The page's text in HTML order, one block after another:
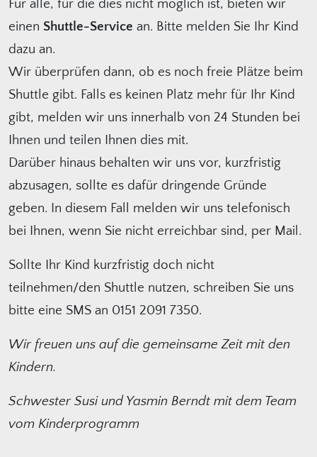
Für alle, für die dies nicht möglich ist, bieten wir
einen Shuttle-Service an. Bitte melden Sie Ihr Kind
dazu an.
Wir überprüfen dann, ob es noch freie Plätze beim
Shuttle gibt. Falls es keinen Platz mehr für Ihr Kind
gibt, melden wir uns innerhalb von 24 Stunden bei
Ihnen und teilen Ihnen dies mit.
Darüber hinaus behalten wir uns vor, kurzfristig
abzusagen, sollte es dafür dringende Gründe
geben. In diesem Fall melden wir uns telefonisch
bei Ihnen, wenn Sie nicht erreichbar sind, per Mail.
Sollte Ihr Kind kurzfristig doch nicht
teilnehmen/den Shuttle nutzen, schreiben Sie uns
bitte eine SMS an 0151 2091 7350.
Wir freuen uns auf die gemeinsame Zeit mit den
Kindern.
Schwester Susi und Yasmin Berndt mit dem Team
vom Kinderprogramm